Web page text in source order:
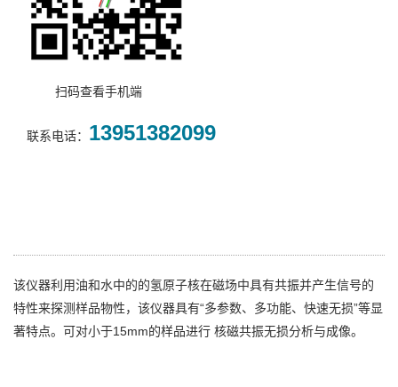
扫码查看手机端
联系电话： 13951382099
该仪器利用油和水中的的氢原子核在磁场中具有共振并产生信号的
特性来探测样品物性，该仪器具有“多参数、多功能、快速无损”等显
著特点。可对小于15mm的样品进行 核磁共振无损分析与成像。